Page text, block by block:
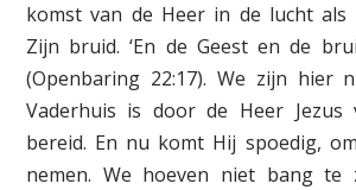
komst van de Heer in de lucht als
Zijn bruid. ‘En de Geest en de
(Openbaring 22:17). We zijn hier
Vaderhuis is door de Heer Jezus
bereid. En nu komt Hij spoedig,
nemen. We hoeven niet bang te